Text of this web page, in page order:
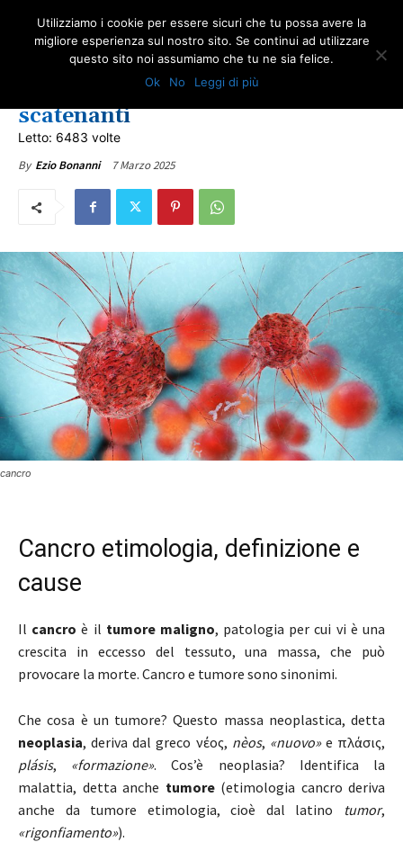
ULTIME NOTIZIE
Cancro: cos’è e quali le cause
scatenanti
Letto: 6483 volte
By Ezio Bonanni 7 Marzo 2025
cancro
Cancro etimologia, definizione e
cause
Il cancroè il tumore maligno, patologia per cui vi è una
crescita in eccesso del tessuto, una massa, che può
provocare la morte. Cancro e tumore sono sinonimi.
Che cosa è un tumore? Questo massa neoplastica, detta
neoplasia, deriva dal greco νέος, nèos, «nuovo»e πλάσις,
plásis, «formazione». Cos’è neoplasia? Identifica la
malattia, detta anche tumore(etimologia cancro deriva
anche da tumore etimologia, cioè dal latino tumor,
«rigonfiamento»).
Utilizziamo i cookie per essere sicuri che tu possa avere la
migliore esperienza sul nostro sito. Se continui ad utilizzare
questo sito noi assumiamo che tu ne sia felice.
Ok
No Leggi di più